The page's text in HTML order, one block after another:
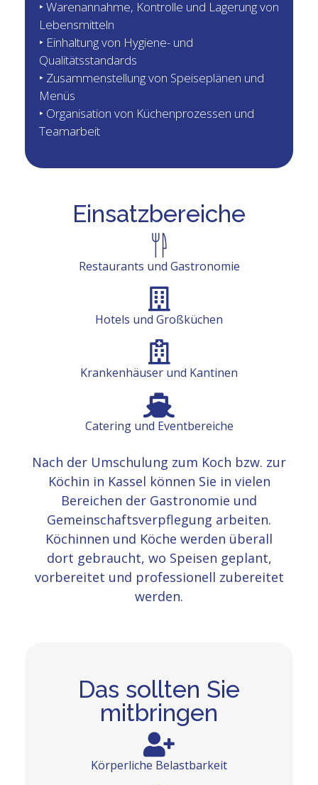
‣ Warenannahme, Kontrolle und Lagerung von
Lebensmitteln
‣ Einhaltung von Hygiene- und
Qualitätsstandards
‣ Zusammenstellung von Speiseplänen und
Menüs
‣ Organisation von Küchenprozessen und
Teamarbeit
Einsatzbereiche
Restaurants und Gastronomie
Hotels und Großküchen
Krankenhäuser und Kantinen
Catering und Eventbereiche
Nach der Umschulung zum Koch bzw. zur
Köchin in Kassel können Sie in vielen
Bereichen der Gastronomie und
Gemeinschaftsverpflegung arbeiten.
Köchinnen und Köche werden überall
dort gebraucht, wo Speisen geplant,
vorbereitet und professionell zubereitet
werden.
Das sollten Sie
mitbringen
Körperliche Belastbarkeit